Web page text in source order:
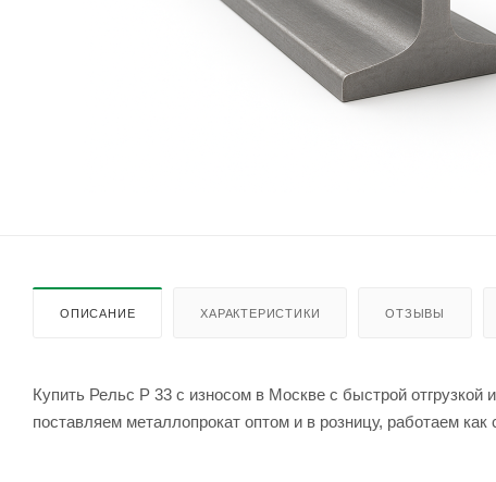
ОПИСАНИЕ ХАРАКТЕРИСТИКИ ОТЗЫВЫ
Купить Рельс Р 33 с износом в Москве с быстрой
поставляем металлопрокат оптом и в розницу, работаем